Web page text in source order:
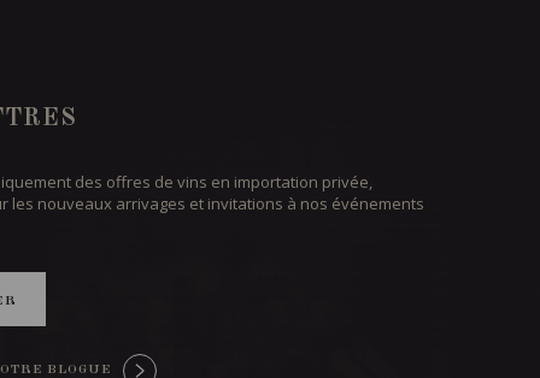
des offres de vins en importation privée,
les nouveaux arrivages et invitations à nos événements
BLOGUE